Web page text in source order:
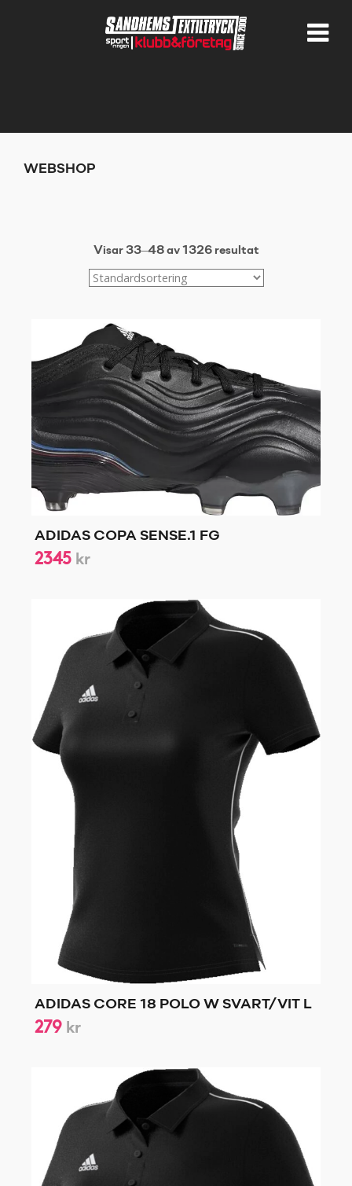
WEBSHOP
Visar 33–48 av 1326 resultat
ADIDAS COPA SENSE.1 FG
2345 kr
ADIDAS CORE 18 POLO W SVART/VIT L
279 kr